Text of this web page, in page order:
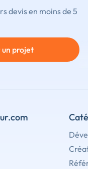
devis en moins de 5
un projet